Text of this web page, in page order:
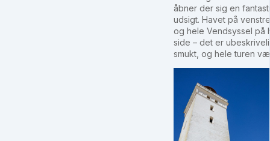
åbner der sig en
udsigt. Havet på
og hele Vendsyssel på
side – det er
smukt, og hele turen